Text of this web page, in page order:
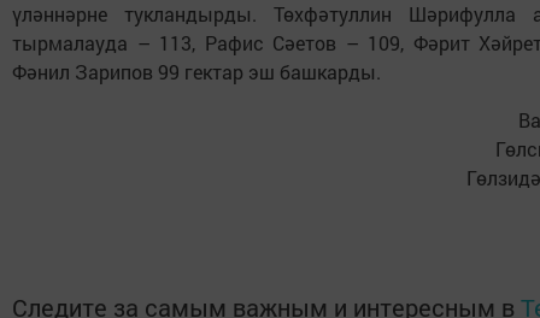
үләннәрне тукландырды. Төхфәтуллин Шәрифулла
тырмалауда – 113, Рафис Сәетов – 109, Фәрит
Фәнил Зарипов 99 гектар эш башкарды.
Следите за самым важным и интересным в